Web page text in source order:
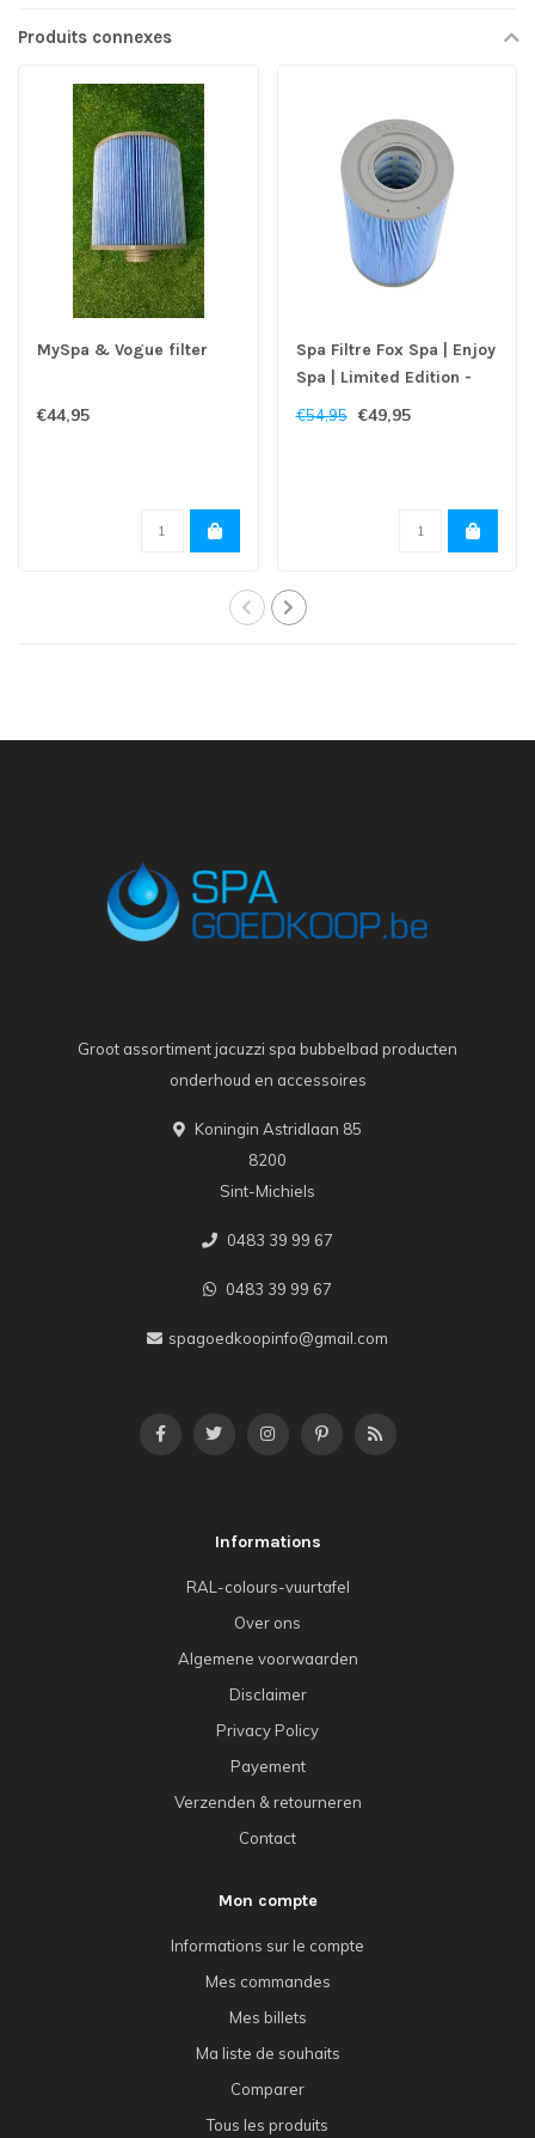
Produits connexes
MySpa & Vogue filter
€44,95
Spa Filtre Fox Spa | Enjoy
Spa | Limited Edition -
Copy
€54,95 €49,95
Groot assortiment jacuzzi spa bubbelbad producten
onderhoud en accessoires
Koningin Astridlaan 85
8200
Sint-Michiels
0483 39 99 67
0483 39 99 67
spagoedkoopinfo@gmail.com
Informations
RAL-colours-vuurtafel
Over ons
Algemene voorwaarden
Disclaimer
Privacy Policy
Payement
Verzenden & retourneren
Contact
Mon compte
Informations sur le compte
Mes commandes
Mes billets
Ma liste de souhaits
Comparer
Tous les produits